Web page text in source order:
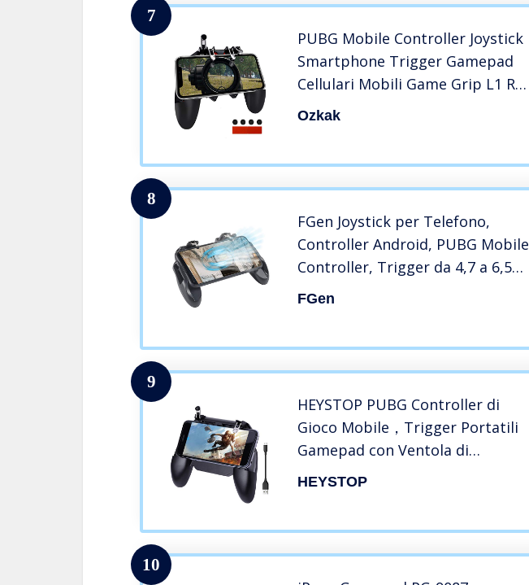
7
PUBG Mobile Controller Joystick
Smartphone Trigger Gamepad
Cellulari Mobili Game Grip L1 R1
L2 R2 Porta Staffa da Gioco per
Ozkak
8
FGen Joystick per Telefono,
Controller Android, PUBG Mobile
Controller, Trigger da 4,7 a 6,5
Pollici di Telefoni Cellulari con
FGen
9
HEYSTOP PUBG Controller di
Gioco Mobile，Trigger Portatili
Gamepad con Ventola di
Raffreddamento del Telefono e
HEYSTOP
10